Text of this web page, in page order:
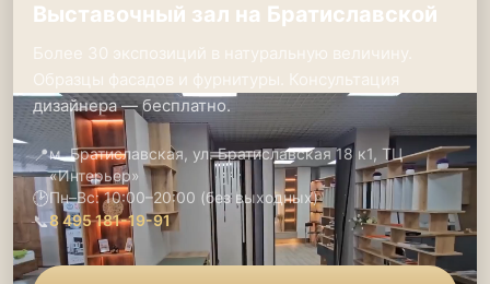
Выставочный зал на Братиславской
Более 30 экспозиций в натуральную величину.
Образцы фасадов и фурнитуры. Консультация
дизайнера — бесплатно.
📍м. Братиславская, ул. Братиславская 18 к1, ТЦ
«Интерьер»
🕑Пн–Вс: 10:00–20:00 (без выходных)
📞8 495 181-19-91